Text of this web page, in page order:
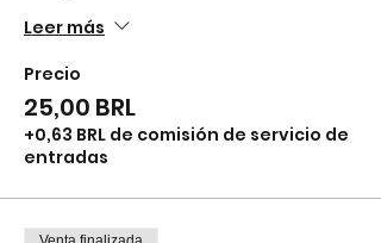
Leer más
Precio
25,00 BRL
+0,63 BRL de comisión de servicio de
entradas